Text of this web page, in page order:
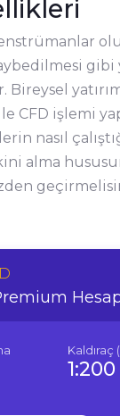
CFD işlemi
nasıl
alma
Kaldıraç
1:200